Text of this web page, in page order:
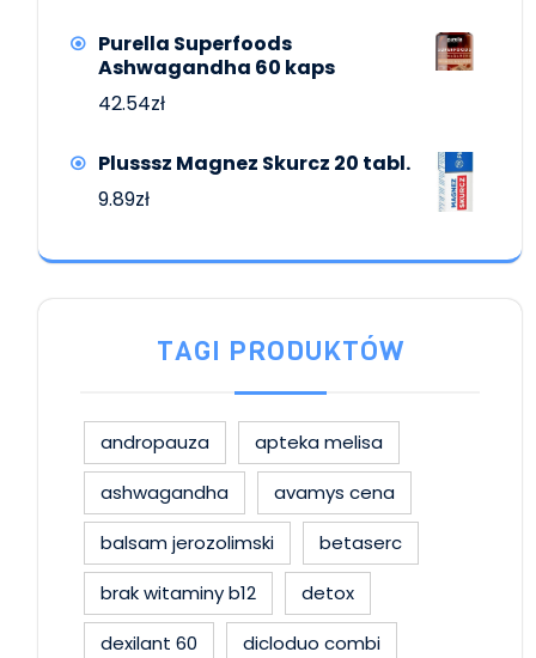
Purella Superfoods
Ashwagandha 60 kaps
42.54zł
Plusssz Magnez Skurcz 20 tabl.
9.89zł
TAGI PRODUKTÓW
andropauza
apteka melisa
ashwagandha
avamys cena
balsam jerozolimski
betaserc
brak witaminy b12
detox
dexilant 60
dicloduo combi